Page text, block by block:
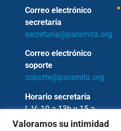
Valoramos su intimidad
Correo electrónico
secretaría
secretaria@paramita.org
Correo electrónico
soporte
soporte@paramita.org
Horario secretaría
L-V: 10 a 13h y 15 a
17h